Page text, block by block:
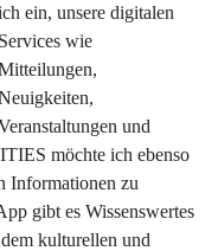
ein, unsere digitalen
Services wie
und
möchte ich ebenso
Informationen zu
gibt es Wissenswertes
kulturellen und